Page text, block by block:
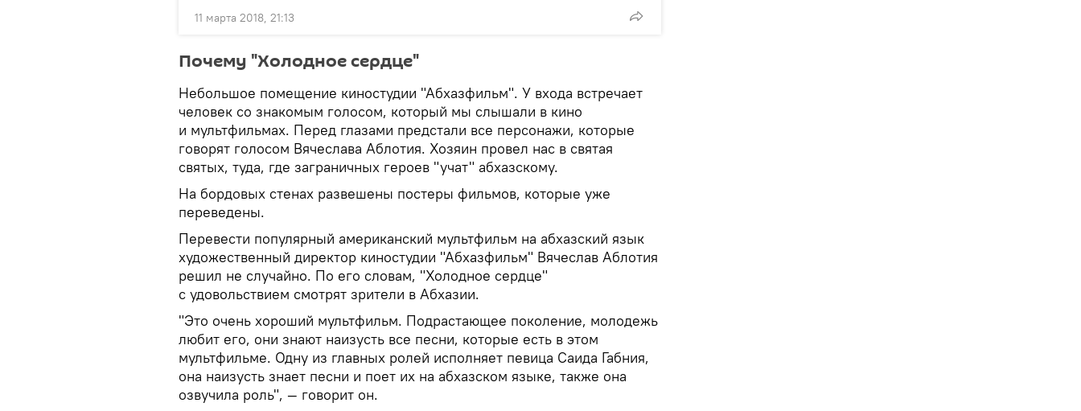
11 марта 2018, 21:13
Почему "Холодное сердце"
Небольшое помещение киностудии "Абхазфильм". У входа встречает
человек со знакомым голосом, который мы слышали в кино
и мультфильмах. Перед глазами предстали все персонажи, которые
говорят голосом Вячеслава Аблотия. Хозяин провел нас в святая
святых, туда, где заграничных героев "учат" абхазскому.
На бордовых стенах развешены постеры фильмов, которые уже
переведены.
Перевести популярный американский мультфильм на абхазский язык
художественный директор киностудии "Абхазфильм" Вячеслав Аблотия
решил не случайно. По его словам, "Холодное сердце"
с удовольствием смотрят зрители в Абхазии.
"Это очень хороший мультфильм. Подрастающее поколение, молодежь
любит его, они знают наизусть все песни, которые есть в этом
мультфильме. Одну из главных ролей исполняет певица Саида Габния,
она наизусть знает песни и поет их на абхазском языке, также она
озвучила роль", — говорит он.